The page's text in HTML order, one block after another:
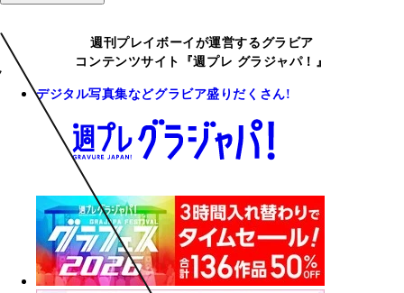
週刊プレイボーイが運営するグラビア
コンテンツサイト『週プレ グラジャパ！』
デジタル写真集などグラビア盛りだくさん!